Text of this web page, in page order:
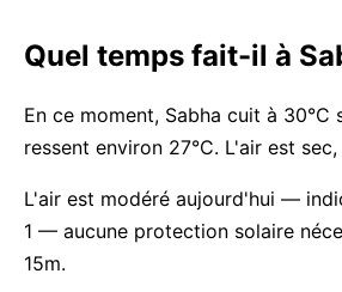
Quel temps fait-il à
En ce moment, Sabha cuit à
ressent environ 27°C. L'air est
L'air est modéré aujourd'hui —
1 — aucune protection solaire
15m.